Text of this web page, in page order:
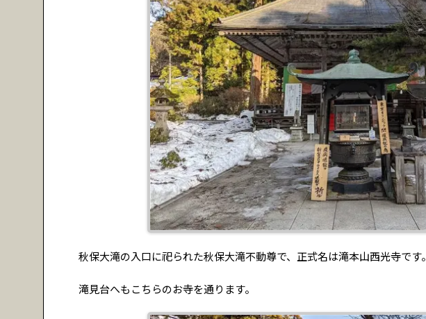
秋保大滝の入口に祀られた秋保大滝不動尊で、正式名は滝本山西光寺です。
滝見台へもこちらのお寺を通ります。